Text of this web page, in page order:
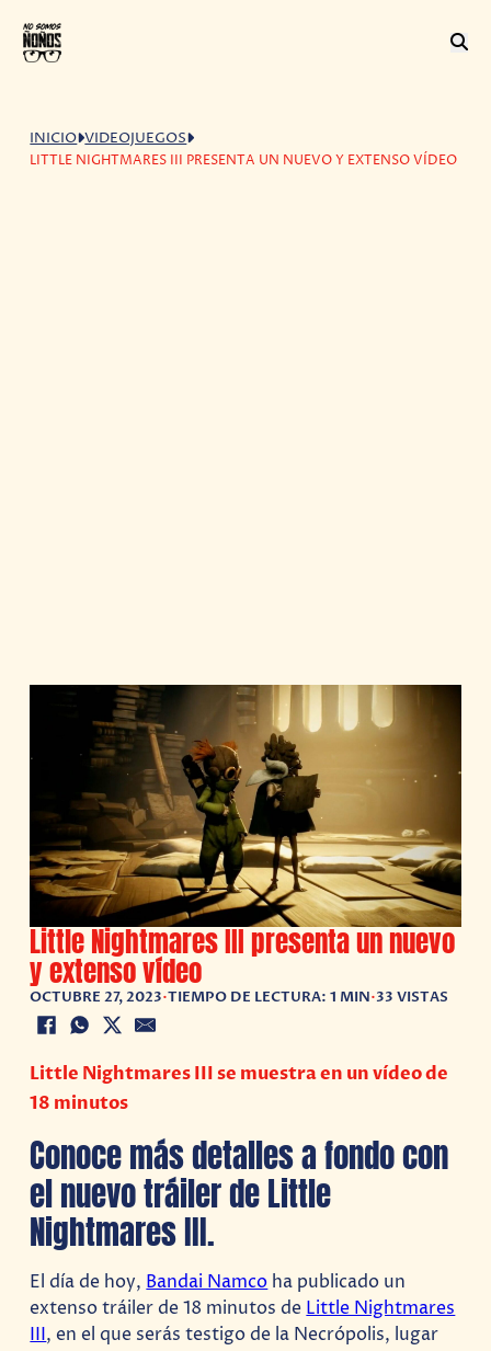
INICIO VIDEOJUEGOS
LITTLE NIGHTMARES III PRESENTA UN NUEVO Y EXTENSO VÍDEO
Little Nightmares III presenta un nuevo
y extenso vídeo
OCTUBRE 27, 2023•TIEMPO DE LECTURA: 1 MIN•33 VISTAS
Little Nightmares III se muestra en un vídeo de
18 minutos
Conoce más detalles a fondo con
el nuevo tráiler de Little
Nightmares III.
El día de hoy,Bandai Namcoha publicado un
extenso tráiler de 18 minutos deLittle Nightmares
III, en el que serás testigo de la Necrópolis, lugar